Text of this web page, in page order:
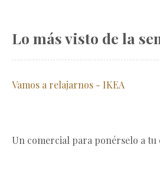
Lo más visto de la
Vamos a relajarnos - IKEA
Un comercial para ponérselo a tu